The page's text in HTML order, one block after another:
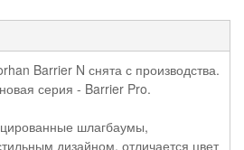
Barrier N снята с производства.
серия - Barrier Pro.
шлагбаумы,
дизайном, отличается цвет